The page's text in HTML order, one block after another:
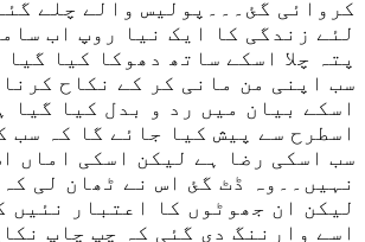
کروائی گئ۔۔۔پولیس والے چلے
لئے زندگی کا ایک نیا روپ اب
پتہ چلا اسکے ساتھ دھوکا کیا گیا
سب اپنی من مانی کر کے نکاح کرنا
اسکے بیان میں رد و بدل کیا گیا
اسطرح سے پیش کیا جائے گا کہ سب
سب اسکی رضا ہے لیکن اسکی اماں
نہیں۔۔وہ ڈٹ گئ اس نے ٹھان لی
لیکن ان جھوٹوں کا اعتبار نئیں
اسے وارننگ دی گئی کہ چپ چاپ